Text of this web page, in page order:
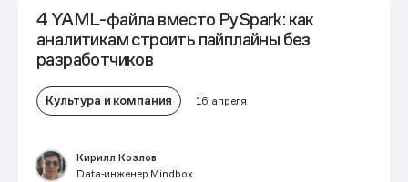
4 YAML-файла вместо PySpark: как
аналитикам строить пайплайны без
разработчиков
Культура и компания 16 апреля
Кирилл Козлов
Data‑инженер Mindbox